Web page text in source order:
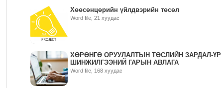
Хөөсөнцөрийн үйлдвэрийн төсөл
Word file, 21 хуудас
ХӨРӨНГӨ ОРУУЛАЛТЫН ТӨСЛИЙН ЗАРДАЛ-
ШИНЖИЛГЭЭНИЙ ГАРЫН АВЛАГА
Word file, 168 хуудас